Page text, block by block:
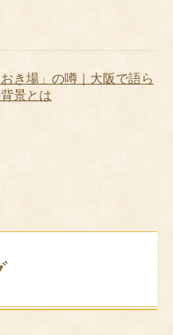
き場」の噂｜大阪で語ら
景とは